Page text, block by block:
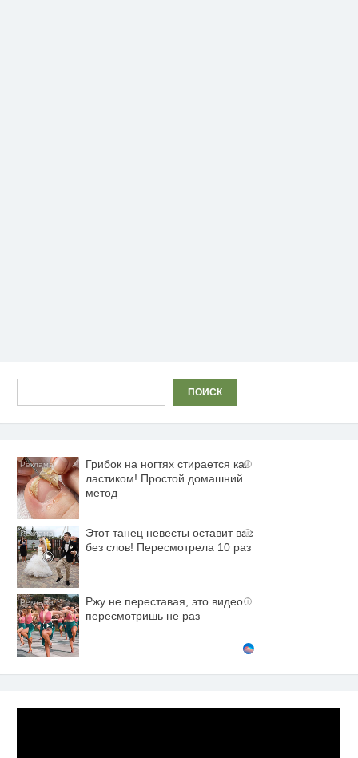
ПОИСК
i
Грибок на ногтях стирается как
ластиком! Простой домашний
метод
i
Этот танец невесты оставит вас
без слов! Пересмотрела 10 раз
i
Ржу не переставая, это видео
пересмотришь не раз